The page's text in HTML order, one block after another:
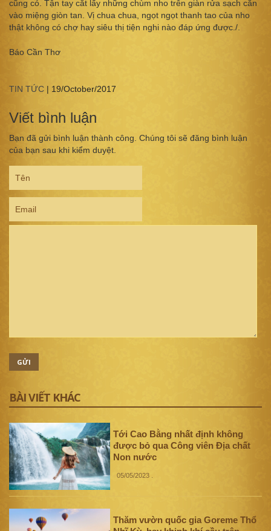
cũng có. Tận tay cắt lấy những chùm nho trên giàn rửa sạch cắn
vào miệng giòn tan. Vị chua chua, ngọt ngọt thanh tao của nho
thật không có chợ hay siêu thị tiện nghi nào đáp ứng được./.
Báo Cần Thơ
TIN TỨC | 19/October/2017
Viết bình luận
Bạn đã gửi bình luận thành công. Chúng tôi sẽ đăng bình luận
của bạn sau khi kiểm duyệt.
GỬI
BÀI VIẾT KHÁC
Tới Cao Bằng nhất định không
được bỏ qua Công viên Địa chất
Non nước
05/05/2023
Thăm vườn quốc gia Goreme Thổ